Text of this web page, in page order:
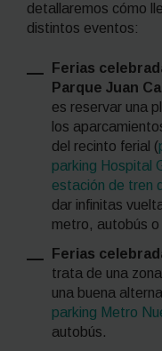
detallaremos cómo
distintos eventos:
Ferias
Parque Juan
es reservar una
los
del recinto ferial (
parking Hospital
estación de tren
dar infinitas
metro, autobús o
Ferias
trata de una
una buena
parking Metro
autobús.